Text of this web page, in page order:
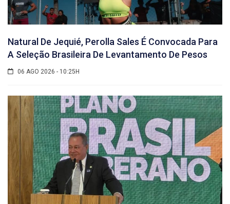
Natural De Jequié, Perolla Sales É Convocada Para
A Seleção Brasileira De Levantamento De Pesos
06 AGO 2026 - 10:25H